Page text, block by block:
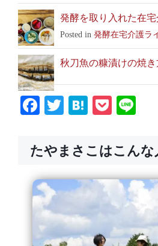
発酵を取り入れた在
Posted in 発酵在宅介護ラ
秋刀魚の糠漬けの焼き
Facebook
Twitter
HatenaPocket
たやまさこはこんな